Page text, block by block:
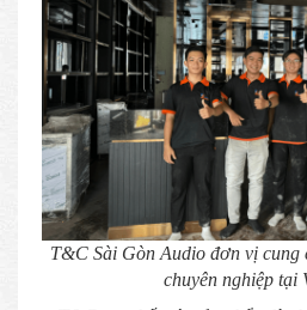
T&C Sài Gòn Audio đơn vị cung
chuyên nghiệp tại